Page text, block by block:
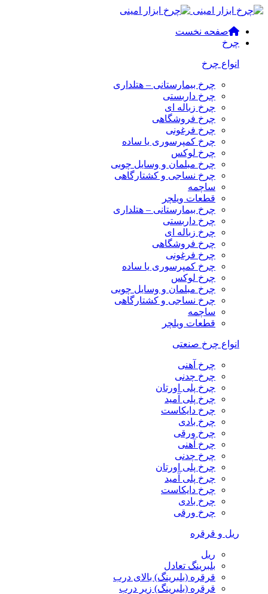
صفحه نخست
چرخ
انواع چرخ
چرخ بیمارستانی – هتلداری
چرخ داربستی
چرخ زباله ای
چرخ فروشگاهی
چرخ فرغونی
چرخ کمپرسوری یا ساده
چرخ لوکس
چرخ مبلمان و وسایل چوبی
چرخ نساجی و کشتارگاهی
ساچمه
قطعات ویلچر
چرخ بیمارستانی – هتلداری
چرخ داربستی
چرخ زباله ای
چرخ فروشگاهی
چرخ فرغونی
چرخ کمپرسوری یا ساده
چرخ لوکس
چرخ مبلمان و وسایل چوبی
چرخ نساجی و کشتارگاهی
ساچمه
قطعات ویلچر
انواع چرخ صنعتی
چرخ آهنی
چرخ چدنی
چرخ پلی اورتان
چرخ پلی آمید
چرخ دایکاست
چرخ بادی
چرخ ورقی
چرخ آهنی
چرخ چدنی
چرخ پلی اورتان
چرخ پلی آمید
چرخ دایکاست
چرخ بادی
چرخ ورقی
ریل و قرقره
ریل
بلبرینگ تعادل
قرقره (بلبرینگ) بالای درب
قرقره (بلبرینگ) زیر درب